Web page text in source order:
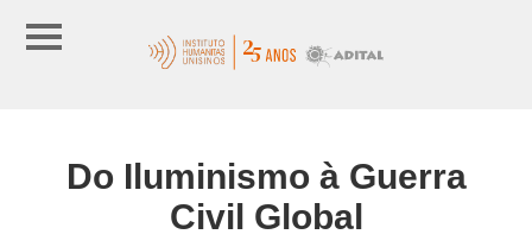
Do Iluminismo à Guerra
Civil Global